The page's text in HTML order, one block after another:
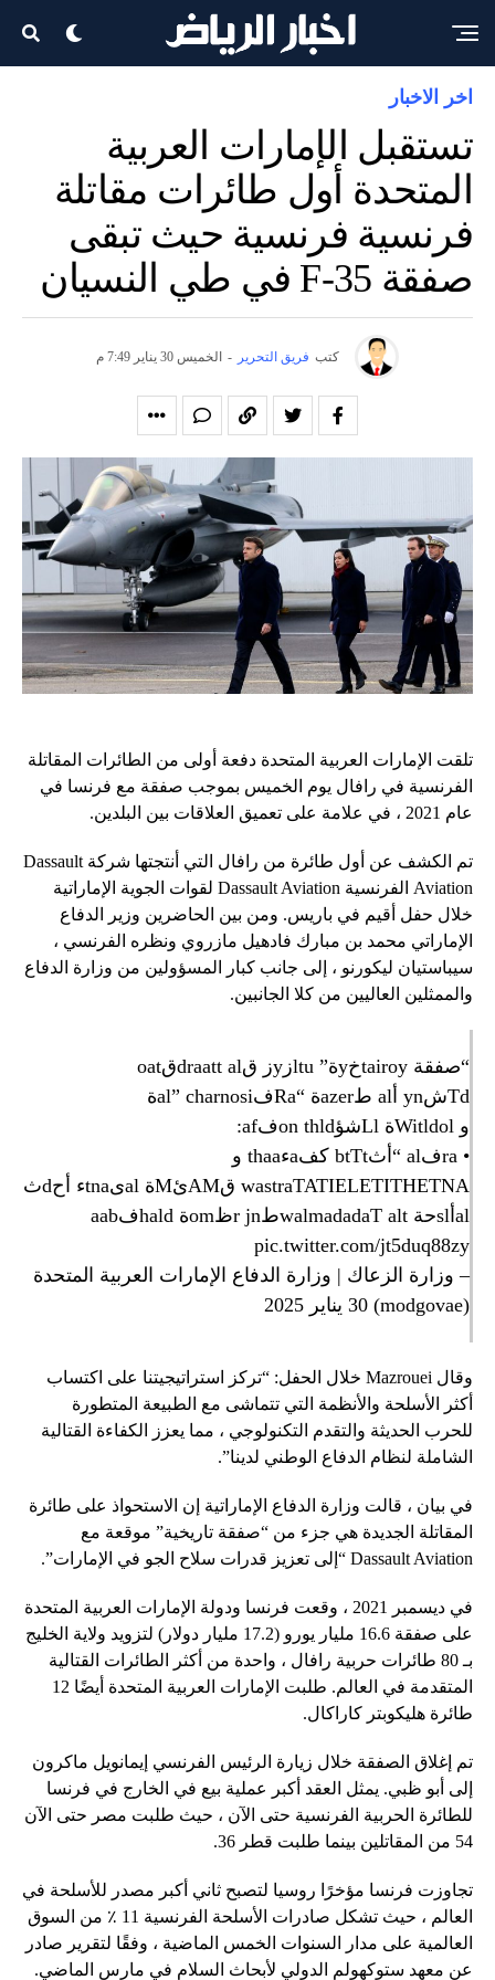
اخر الاخبار
تستقبل الإمارات العربية
المتحدة أول طائرات مقاتلة
فرنسية فرنسية حيث تبقى
صفقة F-35 في طي النسيان
كتب فريق التحرير - الخميس 30 يناير 7:49 م
تلقت الإمارات العربية المتحدة دفعة أولى من الطائرات المقاتلة
الفرنسية في رافال يوم الخميس بموجب صفقة مع فرنسا في
عام 2021 ، في علامة على تعميق العلاقات بين البلدين.
تم الكشف عن أول طائرة من رافال التي أنتجتها شركة Dassault
Aviation الفرنسية Dassault Aviation لقوات الجوية الإماراتية
خلال حفل أقيم في باريس. ومن بين الحاضرين وزير الدفاع
الإماراتي محمد بن مبارك فادهيل مازروي ونظره الفرنسي ،
سيباستيان ليكورنو ، إلى جانب كبار المسؤولين من وزارة الدفاع
والممثلين العاليين من كلا الجانبين.
“صفقة tairoyخyة” ltuزyز قdraatt alقoat
Tdشyn أal طazerة “Raفal” charnosiة
و Witldolة Llشؤon thldفaf:
• raفal “أثbtTt كفaءthaa و
wastraTATIELETITHETNA قAMئMة alىtnaء أحdث
alأslحة walmadadaT altطr jnظomة haldفaab
pic.twitter.com/jt5duq88zy
– وزارة الزعاك | وزارة الدفاع الإمارات العربية المتحدة
(modgovae)
30 يناير 2025
وقال Mazrouei خلال الحفل: “تركز استراتيجيتنا على اكتساب
أكثر الأسلحة والأنظمة التي تتماشى مع الطبيعة المتطورة
للحرب الحديثة والتقدم التكنولوجي ، مما يعزز الكفاءة القتالية
الشاملة لنظام الدفاع الوطني لدينا”.
في بيان ، قالت وزارة الدفاع الإماراتية إن الاستحواذ على طائرة
المقاتلة الجديدة هي جزء من “صفقة تاريخية” موقعة مع
Dassault Aviation “إلى تعزيز قدرات سلاح الجو في الإمارات”.
في ديسمبر 2021 ، وقعت فرنسا ودولة الإمارات العربية المتحدة
على صفقة 16.6 مليار يورو (17.2 مليار دولار) لتزويد ولاية الخليج
بـ 80 طائرات حربية رافال ، واحدة من أكثر الطائرات القتالية
المتقدمة في العالم. طلبت الإمارات العربية المتحدة أيضًا 12
طائرة هليكوبتر كاراكال.
تم إغلاق الصفقة خلال زيارة الرئيس الفرنسي إيمانويل ماكرون
إلى أبو ظبي. يمثل العقد أكبر عملية بيع في الخارج في فرنسا
للطائرة الحربية الفرنسية حتى الآن ، حيث طلبت مصر حتى الآن
54 من المقاتلين بينما طلبت قطر 36.
تجاوزت فرنسا مؤخرًا روسيا لتصبح ثاني أكبر مصدر للأسلحة في
العالم ، حيث تشكل صادرات الأسلحة الفرنسية 11 ٪ من السوق
العالمية على مدار السنوات الخمس الماضية ، وفقًا لتقرير صادر
عن معهد ستوكهولم الدولي لأبحاث السلام في مارس الماضي.